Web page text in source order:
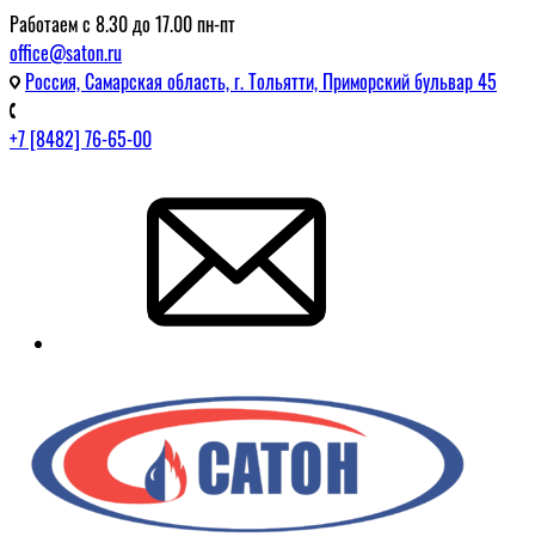
Работаем с 8.30 до 17.00 пн-пт
office@saton.ru
Россия, Самарская область, г. Тольятти, Приморский бульвар 45
+7 [8482] 76-65-00